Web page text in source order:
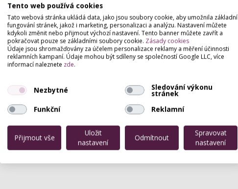
Tento web používá cookies
Tato webová stránka ukládá data, jako jsou soubory cookie, aby umožnila základní
fungování stránek, jakož i marketing, personalizaci a analýzu. Nastavení můžete
kdykoli změnit nebo přijmout výchozí nastavení. Tento banner můžete zavřít a
pokračovat pouze se základními soubory cookie. Zásady cookies
Údaje jsou shromažďovány za účelem personalizace reklamy a měření účinnosti
reklamních kampaní. Údaje mohou být sdíleny se společností Google LLC, více
informací naleznete zde.
Nezbytné Sledování výkonu
stránek
Funkční
Reklamní
Přijmout vše
Uložit
nastavení
Odmítnout
Spravovat
nastavení